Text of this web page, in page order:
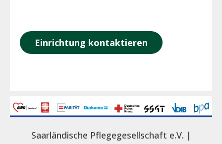
Einrichtung kontaktieren
Saarländische Pflegegesellschaft e.V. |